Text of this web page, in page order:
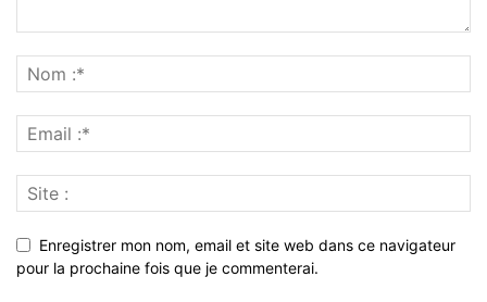
Enregistrer mon nom, email et site web dans ce navigateur
pour la prochaine fois que je commenterai.